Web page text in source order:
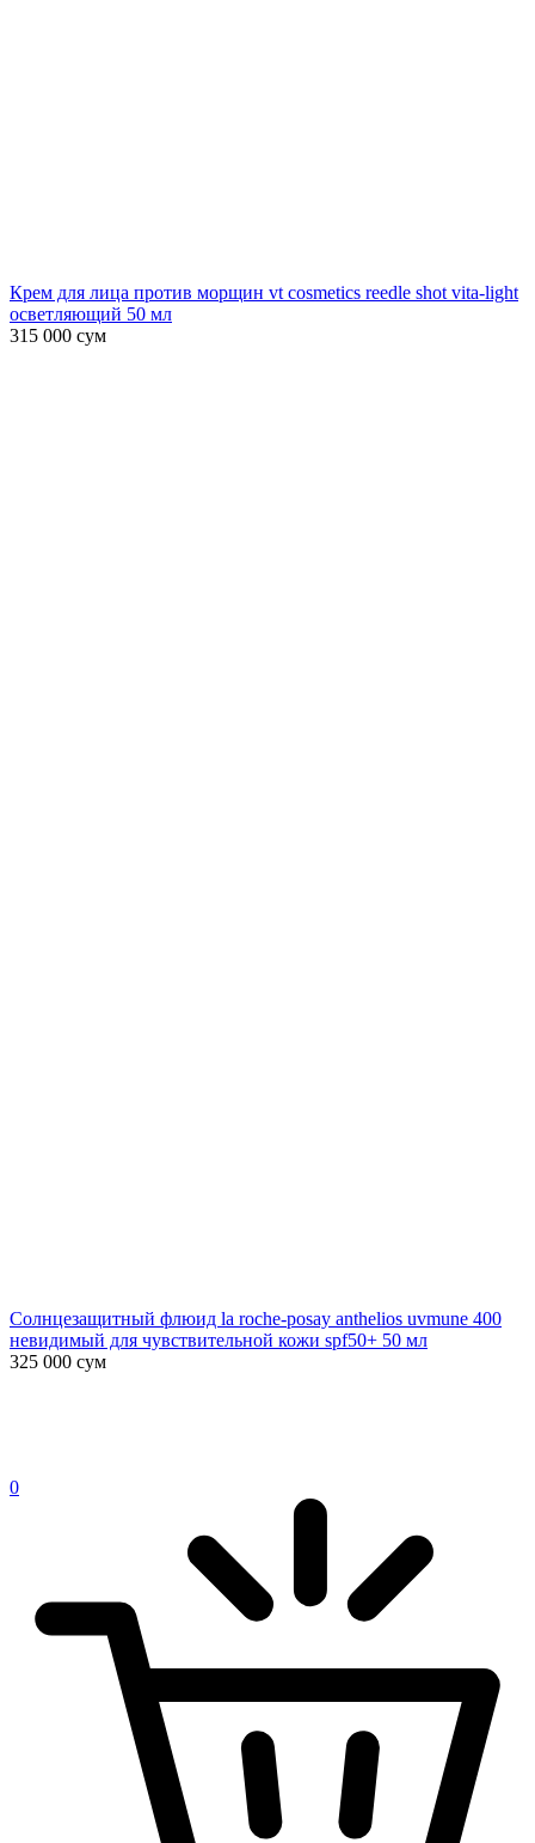
Крем для лица против морщин vt cosmetics reedle shot vita-light
осветляющий 50 мл
315 000 сум
Солнцезащитный флюид la roche-posay anthelios uvmune 400
невидимый для чувствительной кожи spf50+ 50 мл
325 000 сум
0